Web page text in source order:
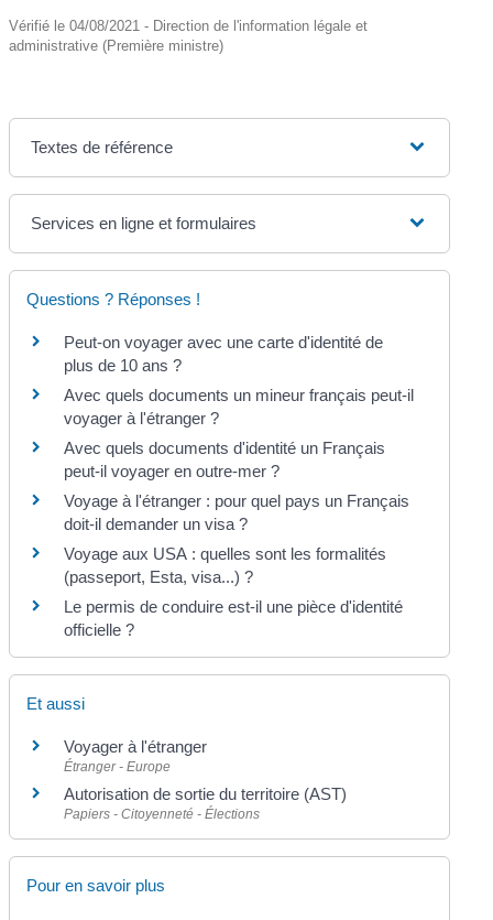
Vérifié le 04/08/2021 - Direction de l'information légale et
administrative (Première ministre)
Textes de référence
Services en ligne et formulaires
Questions ? Réponses !
Peut-on voyager avec une carte d'identité de
plus de 10 ans ?
Avec quels documents un mineur français peut-il
voyager à l'étranger ?
Avec quels documents d'identité un Français
peut-il voyager en outre-mer ?
Voyage à l'étranger : pour quel pays un Français
doit-il demander un visa ?
Voyage aux USA : quelles sont les formalités
(passeport, Esta, visa...) ?
Le permis de conduire est-il une pièce d'identité
officielle ?
Et aussi
Voyager à l'étranger
Étranger - Europe
Autorisation de sortie du territoire (AST)
Papiers - Citoyenneté - Élections
Pour en savoir plus